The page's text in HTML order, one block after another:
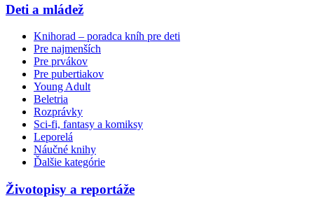
Deti a mládež
Knihorad – poradca kníh pre deti
Pre najmenších
Pre prvákov
Pre pubertiakov
Young Adult
Beletria
Rozprávky
Sci-fi, fantasy a komiksy
Leporelá
Náučné knihy
Ďalšie kategórie
Životopisy a reportáže